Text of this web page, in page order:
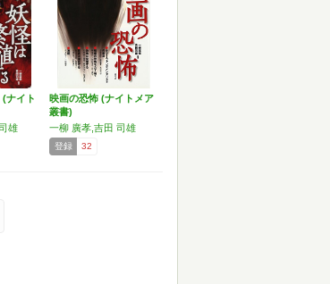
ナイト
雄
映画の恐怖 (ナイトメア
叢書)
一柳 廣孝,吉田 司雄
登録 32